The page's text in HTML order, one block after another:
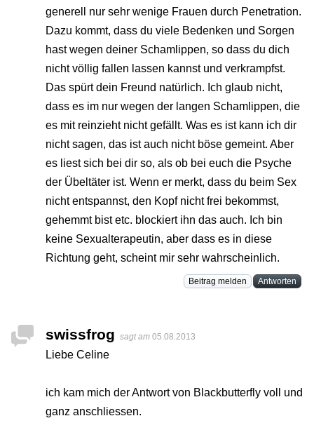
generell nur sehr wenige Frauen durch Penetration.
Dazu kommt, dass du viele Bedenken und Sorgen
hast wegen deiner Schamlippen, so dass du dich
nicht völlig fallen lassen kannst und verkrampfst.
Das spürt dein Freund natürlich. Ich glaub nicht,
dass es im nur wegen der langen Schamlippen, die
es mit reinzieht nicht gefällt. Was es ist kann ich dir
nicht sagen, das ist auch nicht böse gemeint. Aber
es liest sich bei dir so, als ob bei euch die Psyche
der Übeltäter ist. Wenn er merkt, dass du beim Sex
nicht entspannst, den Kopf nicht frei bekommst,
gehemmt bist etc. blockiert ihn das auch. Ich bin
keine Sexualterapeutin, aber dass es in diese
Richtung geht, scheint mir sehr wahrscheinlich.
Beitrag melden Antworten
swissfrog sagt am 05.08.2013
Liebe Celine
ich kam mich der Antwort von Blackbutterfly voll und
ganz anschliessen.